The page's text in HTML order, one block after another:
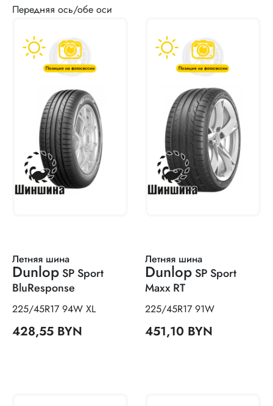
Передняя ось/обе оси
Летняя шина
DunlopSP Sport
BluResponse
225/45R17 94W XL
428,55 BYN
Летняя шина
Dunlop SP Sport
Maxx RT
225/45R17 91W
451,10 BYN